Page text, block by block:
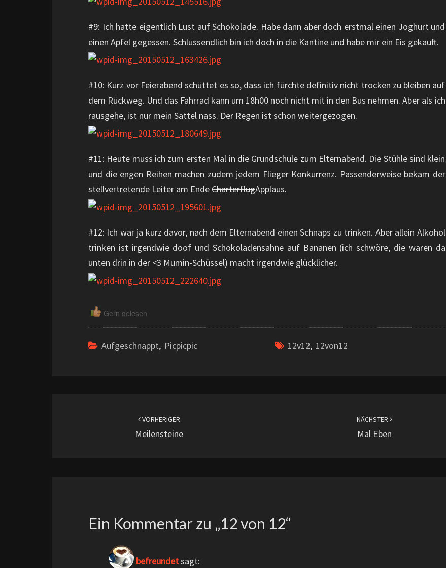
#9: Ich hatte eigentlich Lust auf Schokolade. Habe dann aber doch erstmal einen Joghurt und
einen Apfel gegessen. Schlussendlich bin ich doch in die Kantine und habe mir ein Eis gekauft.
#10: Kurz vor Feierabend schüttet es so, dass ich fürchte definitiv nicht trocken zu bleiben auf
dem Rückweg. Und das Fahrrad kann um 18h00 noch nicht mit in den Bus nehmen. Aber als ich
rausgehe, ist nur mein Sattel nass. Der Regen ist schon weitergezogen.
#11: Heute muss ich zum ersten Mal in die Grundschule zum Elternabend. Die Stühle sind klein
und die engen Reihen machen zudem jedem Flieger Konkurrenz. Passenderweise bekam der
stellvertretende Leiter am EndeCharterflugApplaus.
#12: Ich war ja kurz davor, nach dem Elternabend einen Schnaps zu trinken. Aber allein Alkohol
trinken ist irgendwie doof und Schokoladensahne auf Bananen (ich schwöre, die waren da
unten drin in der <3 Mumin-Schüssel) macht irgendwie glücklicher.
Gern gelesen
Aufgeschnappt, Picpicpic 12v12, 12von12
VORHERIGER
Meilensteine
NÄCHSTER
Mal Eben
Ein Kommentar zu „12 von 12“
befreundetsagt: